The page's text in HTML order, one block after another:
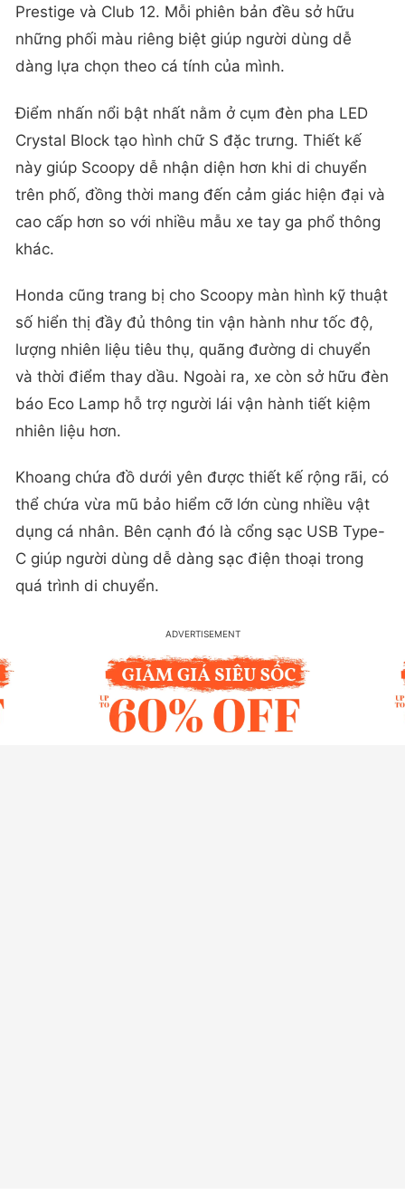
Prestige và Club 12. Mỗi phiên bản đều sở hữu
những phối màu riêng biệt giúp người dùng dễ
dàng lựa chọn theo cá tính của mình.
Điểm nhấn nổi bật nhất nằm ở cụm đèn pha LED
Crystal Block tạo hình chữ S đặc trưng. Thiết kế
này giúp Scoopy dễ nhận diện hơn khi di chuyển
trên phố, đồng thời mang đến cảm giác hiện đại và
cao cấp hơn so với nhiều mẫu xe tay ga phổ thông
khác.
Honda cũng trang bị cho Scoopy màn hình kỹ thuật
số hiển thị đầy đủ thông tin vận hành như tốc độ,
lượng nhiên liệu tiêu thụ, quãng đường di chuyển
và thời điểm thay dầu. Ngoài ra, xe còn sở hữu đèn
báo Eco Lamp hỗ trợ người lái vận hành tiết kiệm
nhiên liệu hơn.
Khoang chứa đồ dưới yên được thiết kế rộng rãi, có
thể chứa vừa mũ bảo hiểm cỡ lớn cùng nhiều vật
dụng cá nhân. Bên cạnh đó là cổng sạc USB Type-
C giúp người dùng dễ dàng sạc điện thoại trong
quá trình di chuyển.